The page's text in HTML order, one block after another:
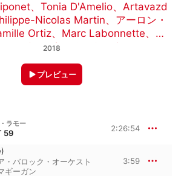
、 Tonia D'Amelio、 Artavazd
Nicolas Martin、 アーロン・
Ortiz、 Marc Labonnette、 フ
・バロック・オーケストラ
2018
プレビュー
ラモー
59 2:26:54
・バロック・オーケスト
ギーガン
3:59